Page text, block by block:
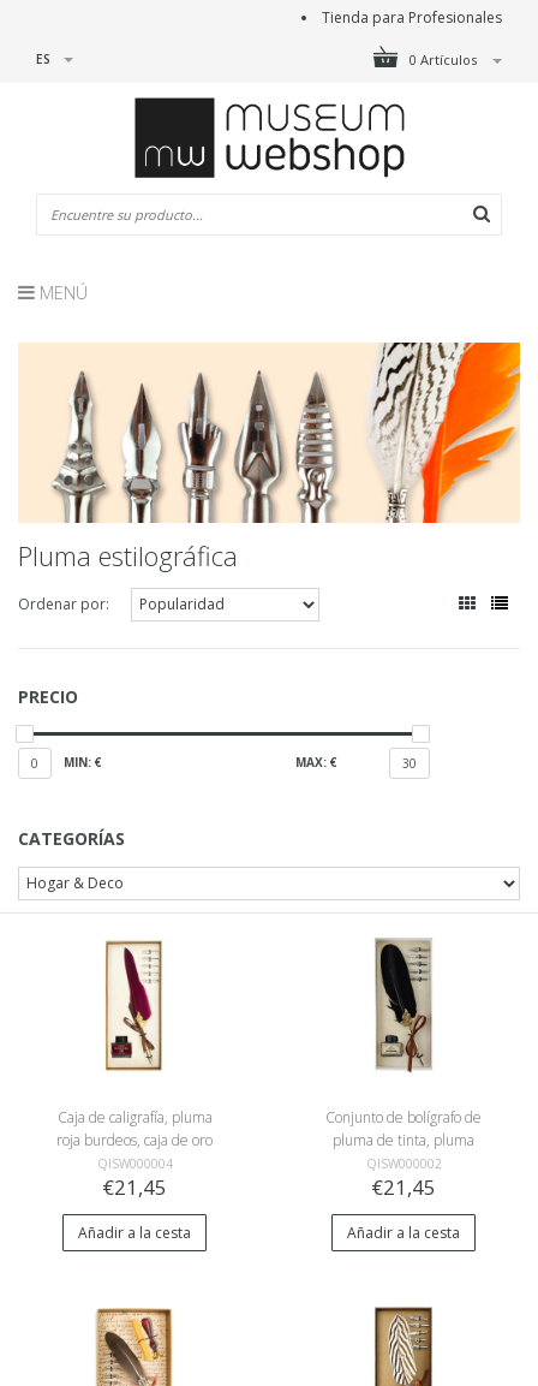
Tienda para Profesionales
0 Artículos
ES
MENÚ
Pluma estilográfica
Ordenar por:
PRECIO
0 MIN: € MAX: € 30
CATEGORÍAS
Caja de caligrafía, pluma
roja burdeos, caja de oro
claro
QISW000004
€21,45
Añadir a la cesta
Conjunto de bolígrafo de
pluma de tinta, pluma
negra, caja blanca
QISW000002
€21,45
Añadir a la cesta